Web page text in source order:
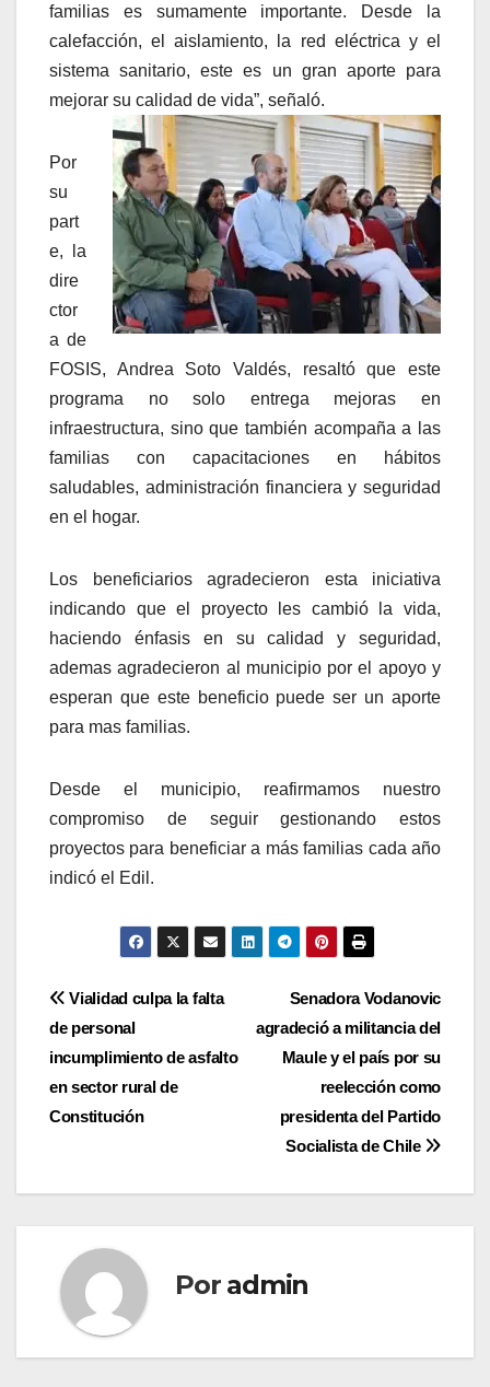
familias es sumamente importante. Desde la
calefacción, el aislamiento, la red eléctrica y el
sistema sanitario, este es un gran aporte para
mejorar su calidad de vida”, señaló.
Por
su
part
e, la
dire
ctor
a de
FOSIS, Andrea Soto Valdés, resaltó que este
programa no solo entrega mejoras en
infraestructura, sino que también acompaña a las
familias con capacitaciones en hábitos
saludables, administración financiera y seguridad
en el hogar.
Los beneficiarios agradecieron esta iniciativa
indicando que el proyecto les cambió la vida,
haciendo énfasis en su calidad y seguridad,
ademas agradecieron al municipio por el apoyo y
esperan que este beneficio puede ser un aporte
para mas familias.
Desde el municipio, reafirmamos nuestro
compromiso de seguir gestionando estos
proyectos para beneficiar a más familias cada año
indicó el Edil.
Navegación
de
entradas
Senadora Vodanovic
agradeció a militancia del
Maule y el país por su
reelección como
presidenta del Partido
Socialista de Chile
Vialidad culpa la falta
de personal
incumplimiento de asfalto
en sector rural de
Constitución
Por admin